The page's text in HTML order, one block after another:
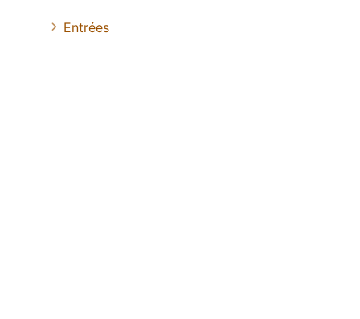
Entrées